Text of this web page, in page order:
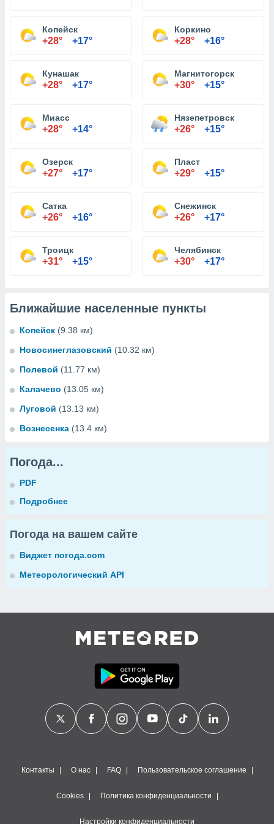
Копейск
+28° +17°
Коркино
+28° +16°
Кунашак
+28° +17°
Магнитогорск
+30° +15°
Миасс
+28° +14°
Нязепетровск
+26° +15°
Озерск
+27° +17°
Пласт
+29° +15°
Сатка
+26° +16°
Снежинск
+26° +17°
Троицк
+31° +15°
Челябинск
+30° +17°
Ближайшие населенные пункты
Копейск (9.38 км)
Новосинеглазовский (10.32 км)
Полевой (11.77 км)
Калачево (13.05 км)
Луговой (13.13 км)
Вознесенка (13.4 км)
Погода...
PDF
Подробнее
Погода на вашем сайте
Виджет погода.com
Метеорологический API
Контакты О нас FAQ Пользовательское соглашение
Cookies Политика конфиденциальности
Настройки конфиденциальности